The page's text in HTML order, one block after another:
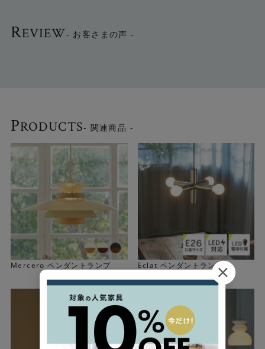
どこか懐かしいデザイン
シンプルなフォルムにまとった、表情豊かなガラスが特徴
です。 質感の異なる三角形のガラスを組み合わせること
で、レトロな雰囲気に仕上がっています。
REVIEW- お客さまの声 -
PRODUCTS- 関連商品 -
Mercero ペンダントランプ Eclat ペンダントランプ